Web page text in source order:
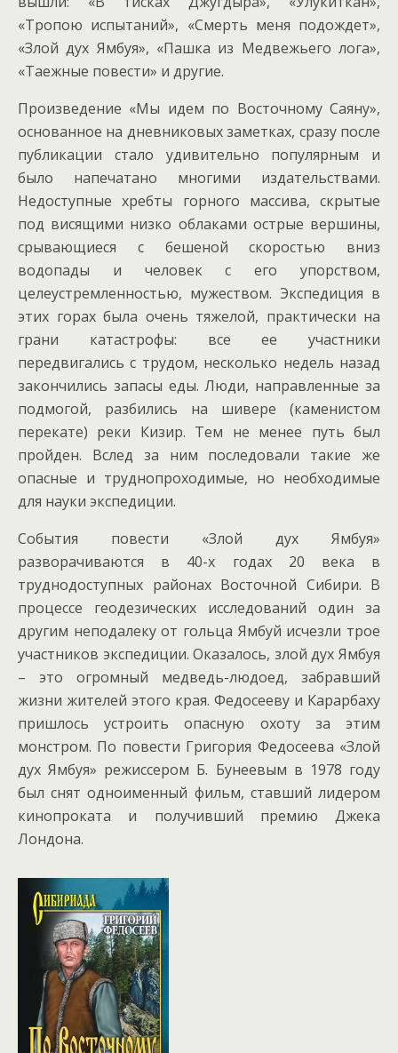
«Тропою испытаний», «Смерть меня подождет»,
«Злой дух Ямбуя», «Пашка из Медвежьего лога»,
«Таежные повести» и другие.
Произведение «Мы идем по Восточному Саяну»,
основанное на дневниковых заметках, сразу после
публикации стало удивительно популярным и
было напечатано многими издательствами.
Недоступные хребты горного массива, скрытые
под висящими низко облаками острые вершины,
срывающиеся с бешеной скоростью вниз
водопады и человек с его упорством,
целеустремленностью, мужеством. Экспедиция в
этих горах была очень тяжелой, практически на
грани катастрофы: все ее участники
передвигались с трудом, несколько недель назад
закончились запасы еды. Люди, направленные за
подмогой, разбились на шивере (каменистом
перекате) реки Кизир. Тем не менее путь был
пройден. Вслед за ним последовали такие же
опасные и труднопроходимые, но необходимые
для науки экспедиции.
События повести «Злой дух Ямбуя»
разворачиваются в 40-х годах 20 века в
труднодоступных районах Восточной Сибири. В
процессе геодезических исследований один за
другим неподалеку от гольца Ямбуй исчезли трое
участников экспедиции. Оказалось, злой дух Ямбуя
– это огромный медведь-людоед, забравший
жизни жителей этого края. Федосееву и Карарбаху
пришлось устроить опасную охоту за этим
монстром. По повести Григория Федосеева «Злой
дух Ямбуя» режиссером Б. Бунеевым в 1978 году
был снят одноименный фильм, ставший лидером
кинопроката и получивший премию Джека
Лондона.